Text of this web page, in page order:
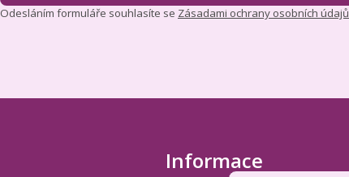
Odesláním formuláře souhlasíte se Zásadami ochrany osobních údajů
Informace